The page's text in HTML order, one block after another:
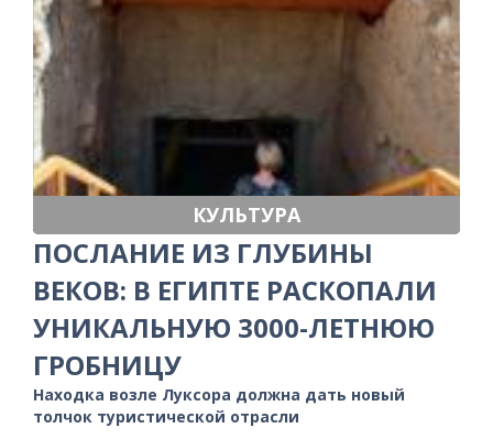
КУЛЬТУРА
ПОСЛАНИЕ ИЗ ГЛУБИНЫ
ВЕКОВ: В ЕГИПТЕ РАСКОПАЛИ
УНИКАЛЬНУЮ 3000-ЛЕТНЮЮ
ГРОБНИЦУ
Находка возле Луксора должна дать новый
толчок туристической отрасли